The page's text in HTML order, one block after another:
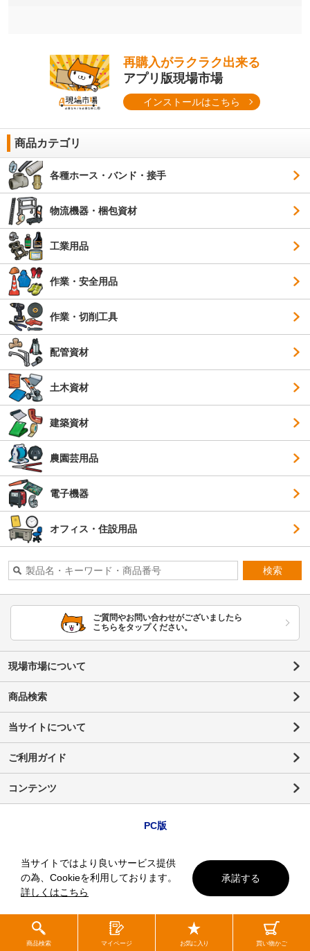
再購入がラクラク出来る
アプリ版現場市場
インストールはこちら
商品カテゴリ
各種ホース・バンド・接手
物流機器・梱包資材
工業用品
作業・安全用品
作業・切削工具
配管資材
土木資材
建築資材
農園芸用品
電子機器
オフィス・住設用品
検索
ご質問やお問い合わせがございましたら
こちらをタップください。
現場市場について
商品検索
当サイトについて
ご利用ガイド
コンテンツ
商品検索 マイページ お気に入り 買い物かご
PC版
当サイトではより良いサービス提供
の為、Cookieを利用しております。
詳しくはこちら
承諾する